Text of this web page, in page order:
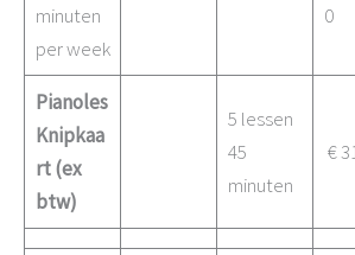
minuten
per week
0
Pianoles
Knipkaa
rt (ex
btw)
5 lessen
45
minuten
€